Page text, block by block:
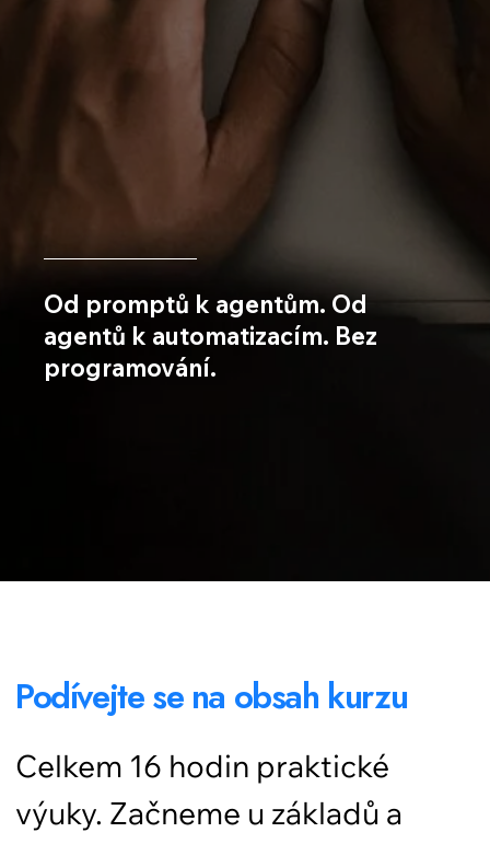
Od promptů k agentům. Od
agentů k automatizacím. Bez
programování.